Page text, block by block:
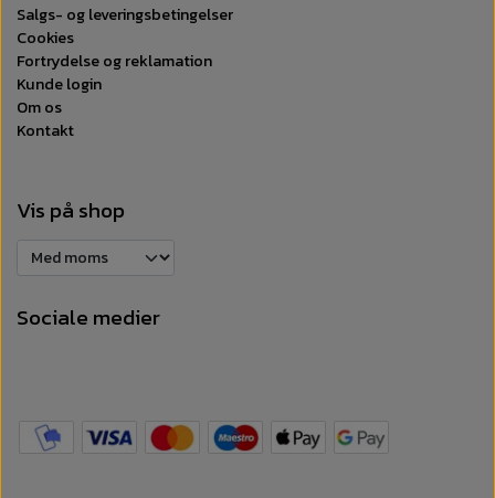
Salgs- og leveringsbetingelser
Cookies
Fortrydelse og reklamation
Kunde login
Om os
Kontakt
Vis på shop
Sociale medier